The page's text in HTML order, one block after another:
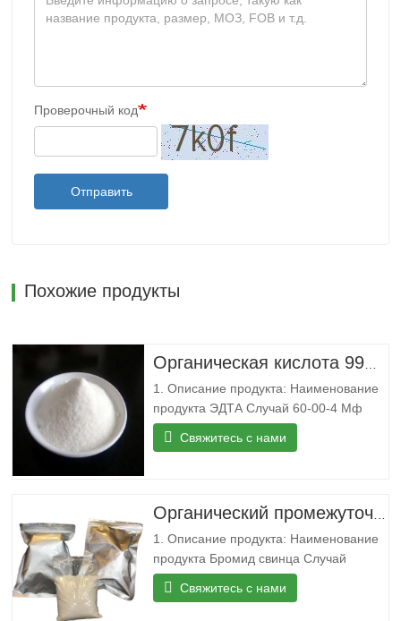
Проверочный код
Отправить
Похожие продукты
Органическая кислота 99% CAS 60-00-4 Этилендиаминтетрауксусная кислота ЭДТА
1. Описание продукта: Наименование
продукта ЭДТА Случай 60-00-4 Мф
Ц10Н16Н2О8 Мвт 292.24 ЭЙНЕКС 200-
449-4 Точка плавления 250 °C (дек.)
0,86 г/см3 Хранение Хранить при…
Свяжитесь с нами
Органический промежуточный продукт 99% CAS 10031-22-8 Бромид свинца в наличии
1. Описание продукта: Наименование
продукта Бромид свинца Случай
10031-22-8 Мф Бр2Пб Мвт 367.01
ЭЙНЕКС 233-084-4 Точка плавления
Свяжитесь с нами